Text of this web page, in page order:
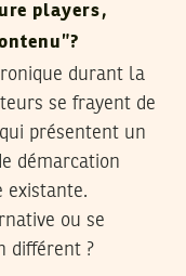
players,
durant la
se frayent de
présentent un
démarcation
existante.
ou se
différent ?